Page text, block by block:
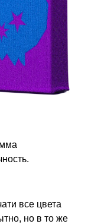
все цвета
но в то же